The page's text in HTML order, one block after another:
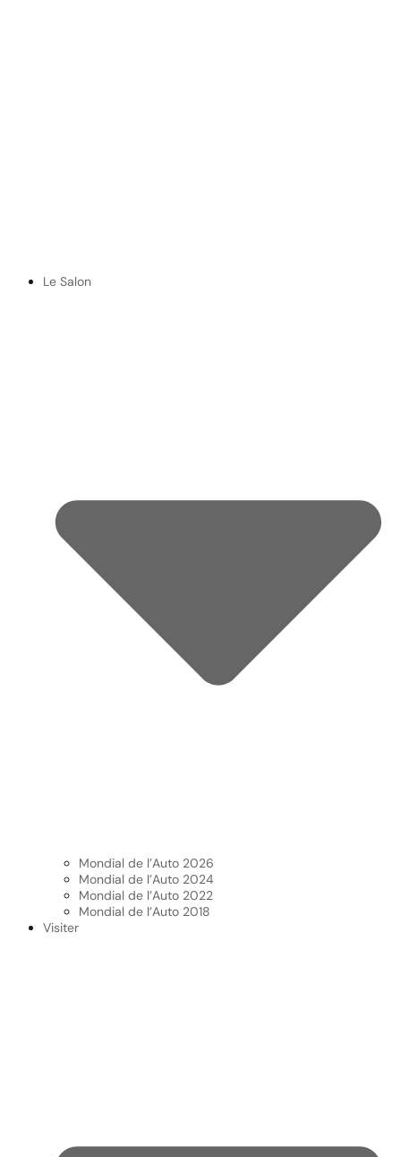
Le Salon
Mondial de l’Auto 2026
Mondial de l’Auto 2024
Mondial de l’Auto 2022
Mondial de l’Auto 2018
Visiter